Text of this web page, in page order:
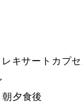
サートカプセ
食後